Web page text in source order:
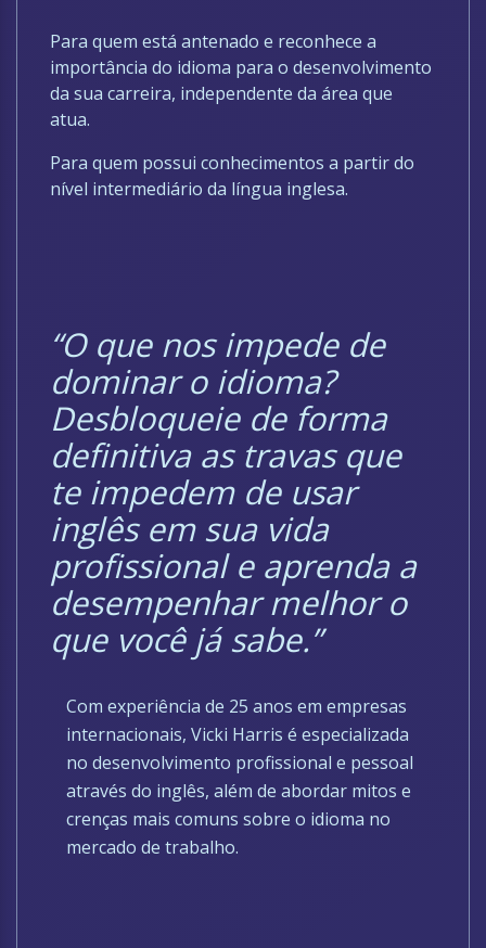
Para quem está antenado e reconhece a
importância do idioma para o desenvolvimento
da sua carreira, independente da área que
atua.
Para quem possui conhecimentos a partir do
nível intermediário da língua inglesa.
“O que nos impede de
dominar o idioma?
Desbloqueie de forma
definitiva as travas que
te impedem de usar
inglês em sua vida
profissional e aprenda a
desempenhar melhor o
que você já sabe.”
Com experiência de 25 anos em empresas
internacionais, Vicki Harris é especializada
no desenvolvimento profissional e pessoal
através do inglês, além de abordar mitos e
crenças mais comuns sobre o idioma no
mercado de trabalho.